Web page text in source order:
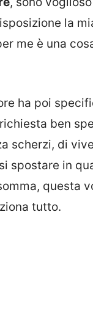
la
me è una
ha poi
ben
scherzi, di
spostare in
questa
tutto.